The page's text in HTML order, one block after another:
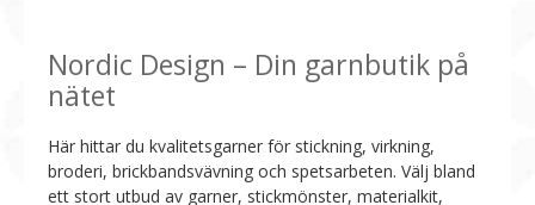
Nordic Design – Din garnbutik på
nätet
Här hittar du kvalitetsgarner för stickning, virkning,
broderi, brickbandsvävning och spetsarbeten. Välj bland
ett stort utbud av garner, stickmönster, materialkit,